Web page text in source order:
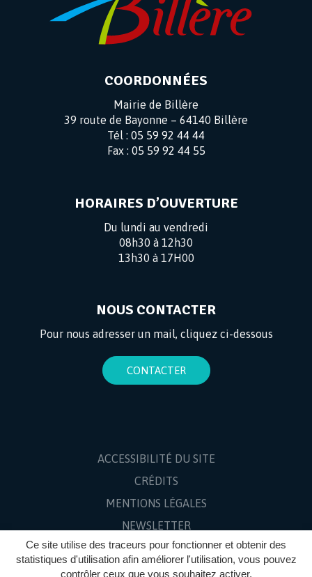
Ce site utilise des traceurs pour fonctionner et obtenir des
statistiques d'utilisation afin améliorer l'utilisation, vous pouvez
contrôler ceux que vous souhaitez activer.
COORDONNÉES
Mairie de Billère
39 route de Bayonne – 64140 Billère
Tél : 05 59 92 44 44
Fax : 05 59 92 44 55
HORAIRES D’OUVERTURE
Du lundi au vendredi
08h30 à 12h30
13h30 à 17H00
NOUS CONTACTER
Pour nous adresser un mail, cliquez ci-dessous
CONTACTER
ACCESSIBILITÉ DU SITE
CRÉDITS
MENTIONS LÉGALES
NEWSLETTER
PLAN DU SITE